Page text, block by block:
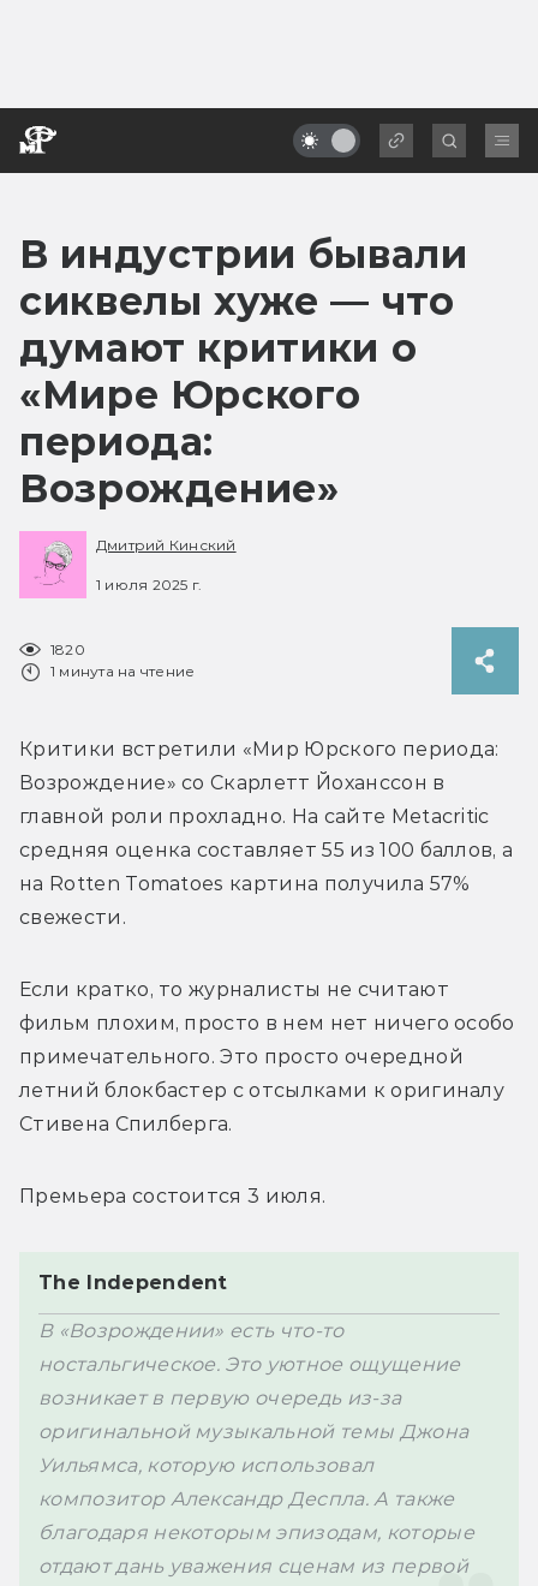
В индустрии бывали
сиквелы хуже — что
думают критики о
«Мире Юрского
периода:
Возрождение»
Дмитрий Кинский
1 июля 2025 г.
1820
1 минута на чтение
Критики встретили «Мир Юрского периода:
Возрождение» со Скарлетт Йоханссон в
главной роли прохладно. На сайте Metacritic
средняя оценка составляет 55 из 100 баллов, а
на Rotten Tomatoes картина получила 57%
свежести.
Если кратко, то журналисты не считают
фильм плохим, просто в нем нет ничего особо
примечательного. Это просто очередной
летний блокбастер с отсылками к оригиналу
Стивена Спилберга.
Премьера состоится 3 июля.
The Independent
В «Возрождении» есть что-то
ностальгическое. Это уютное ощущение
возникает в первую очередь из-за
оригинальной музыкальной темы Джона
Уильямса, которую использовал
композитор Александр Деспла. А также
благодаря некоторым эпизодам, которые
отдают дань уважения сценам из первой